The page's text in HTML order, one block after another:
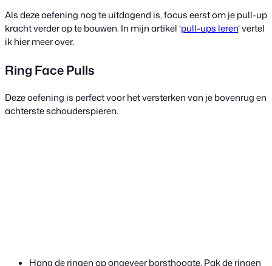
Als deze oefening nog te uitdagend is, focus eerst om je pull-up
kracht verder op te bouwen. In mijn artikel ‘pull-ups leren‘ vertel
ik hier meer over.
Ring Face Pulls
Deze oefening is perfect voor het versterken van je bovenrug en
achterste schouderspieren.
Hang de ringen op ongeveer borsthoogte. Pak de ringen